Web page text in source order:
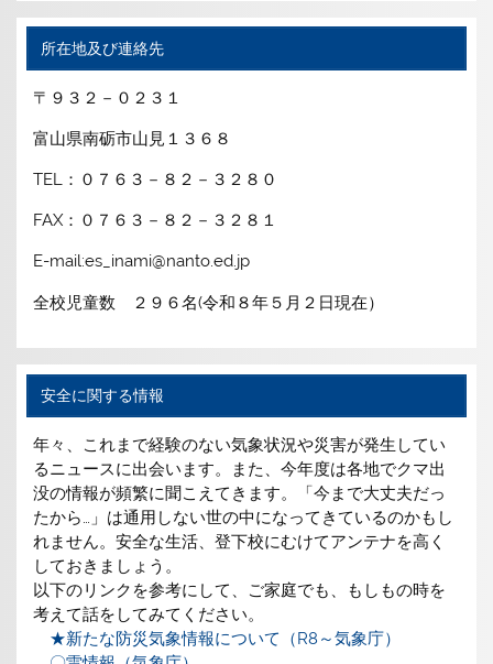
所在地及び連絡先
〒９３２－０２３１
富山県南砺市山見１３６８
TEL：０７６３－８２－３２８０
FAX：０７６３－８２－３２８１
E-mail:es_inami@nanto.ed.jp
全校児童数 ２９６名(令和８年５月２日現在）
安全に関する情報
年々、これまで経験のない気象状況や災害が発生してい
るニュースに出会います。また、今年度は各地でクマ出
没の情報が頻繁に聞こえてきます。「今まで大丈夫だっ
たから…」は通用しない世の中になってきているのかもし
れません。安全な生活、登下校にむけてアンテナを高く
しておきましょう。
以下のリンクを参考にして、ご家庭でも、もしもの時を
考えて話をしてみてください。
★新たな防災気象情報について（R8～気象庁）